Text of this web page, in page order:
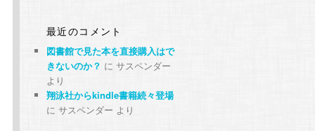
最近のコメント
図書館で見た本を直接購入はで
きないのか？ に サスペンダー
より
翔泳社からkindle書籍続々登場
に サスペンダー より